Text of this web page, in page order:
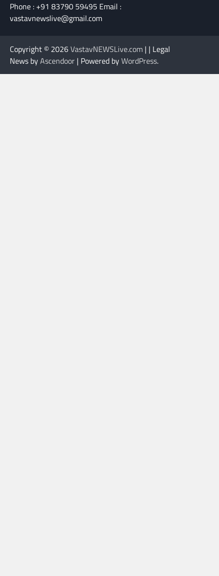
Phone : +91 83790 59495 Email :
vastavnewslive@gmail.com
Copyright © 2026VastavNEWSLive.com | | Legal
News byAscendoor | Powered byWordPress.